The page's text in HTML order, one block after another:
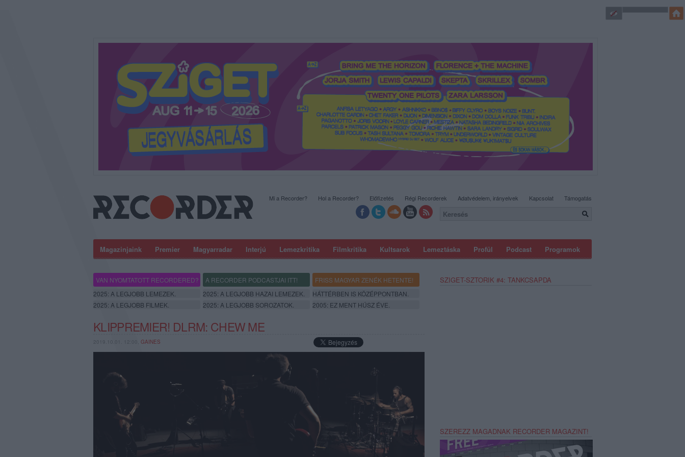
Magazinjaink Premier Magyarradar Interjú Lemezkritika Filmkritika Kultsarok Lemeztáska Profül Podcast Programok
Mi a Recorder? Hol a Recorder? Előfizetés Régi Recorderek Adatvédelem, irányelvek Kapcsolat Támogatás
VAN NYOMTATOTT RECORDERED? A RECORDER PODCASTJAI ITT!
FRISS MAGYAR ZENÉK HETENTE!
2025: A LEGJOBB LEMEZEK.
2025: A LEGJOBB HAZAI LEMEZEK.
HÁTTÉRBEN IS KÖZÉPPONTBAN.
2025: A LEGJOBB FILMEK.
2025: A LEGJOBB SOROZATOK. 2005: EZ MENT HÚSZ ÉVE.
KLIPPREMIER! DLRM: CHEW ME
2019.10.01. 12:00, GAINES
SZIGET-SZTORIK #4: TANKCSAPDA
SZEREZZ MAGADNAK RECORDER MAGAZINT!
SÜTI BEÁLLÍTÁSOK MÓDOSÍTÁSA